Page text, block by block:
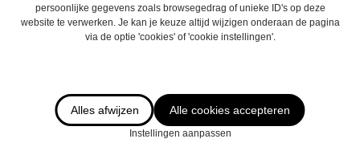
persoonlijke gegevens zoals browsegedrag of unieke ID's op deze
website te verwerken. Je kan je keuze altijd wijzigen onderaan de pagina
via de optie 'cookies' of 'cookie instellingen'.
Alles afwijzen Alle cookies accepteren
Instellingen aanpassen